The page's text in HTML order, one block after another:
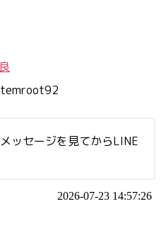
ッセージを見てからLINE
2026-07-23 14:57:26